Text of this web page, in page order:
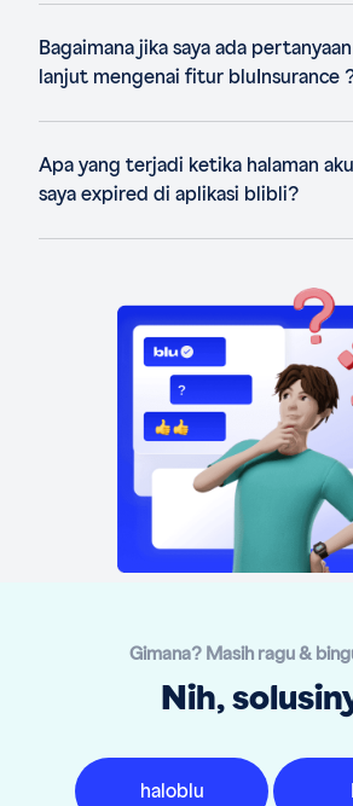
Bagaimana jika saya ada
lanjut mengenai fitur bluInsurance
Apa yang terjadi ketika halaman
saya expired di aplikasi blibli?
Gimana? Masih ragu &
Nih,
haloblu